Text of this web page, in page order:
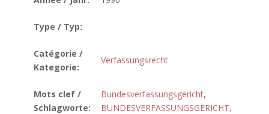
Type / Typ:
Catégorie /
Kategorie:
Verfassungsrecht
Mots clef /
Schlagworte:
Bundesverfassungsgericht,
BUNDESVERFASSUNGSGERICHT,